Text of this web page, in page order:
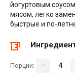
йогуртовым
мясом, легко
быстрые и по-
Порции: –